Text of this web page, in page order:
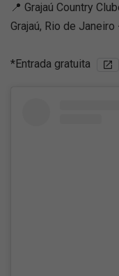
📍 Grajaú Country
Grajaú, Rio de Janeiro
*Entrada gratuita